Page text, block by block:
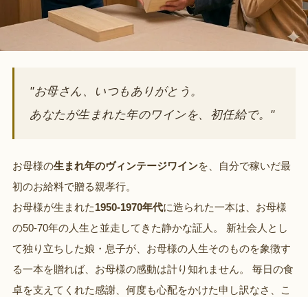
"お母さん、いつもありがとう。
あなたが生まれた年のワインを、初任給で。"
お母様の生まれ年のヴィンテージワインを、自分で稼いだ最
初のお給料で贈る親孝行。
お母様が生まれた1950-1970年代に造られた一本は、お母様
の50-70年の人生と並走してきた静かな証人。 新社会人とし
て独り立ちした娘・息子が、お母様の人生そのものを象徴す
る一本を贈れば、お母様の感動は計り知れません。 毎日の食
卓を支えてくれた感謝、何度も心配をかけた申し訳なさ、こ